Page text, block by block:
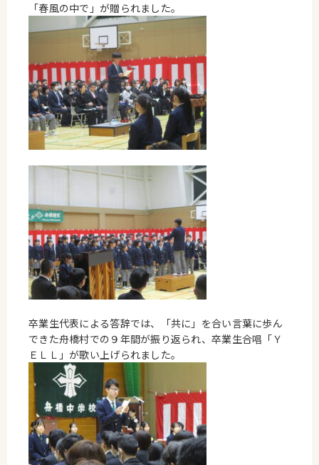
「春風の中で」が贈られました。
卒業生代表による答辞では、「共に」を合い言葉に歩ん
できた舟橋村での９年間が振り返られ、卒業生合唱「Ｙ
ＥＬＬ」が歌い上げられました。